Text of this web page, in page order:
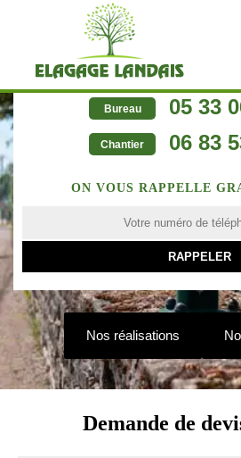
Bureau 05 33
Chantier 06 83
ON VOUS RAPPELLE
Nos réalisations
Demande de